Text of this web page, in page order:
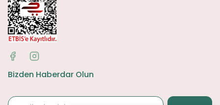
Bizden Haberdar Olun